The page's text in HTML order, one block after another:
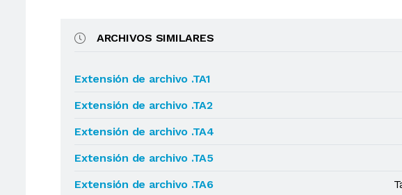
ARCHIVOS SIMILARES
Extensión de archivo .TA1
Extensión de archivo .TA2
Extensión de archivo .TA4
Extensión de archivo .TA5
Extensión de archivo .TA6